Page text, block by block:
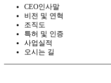
CEO인사말
비전 및 연혁
조직도
특허 및 인증
사업실적
오시는 길